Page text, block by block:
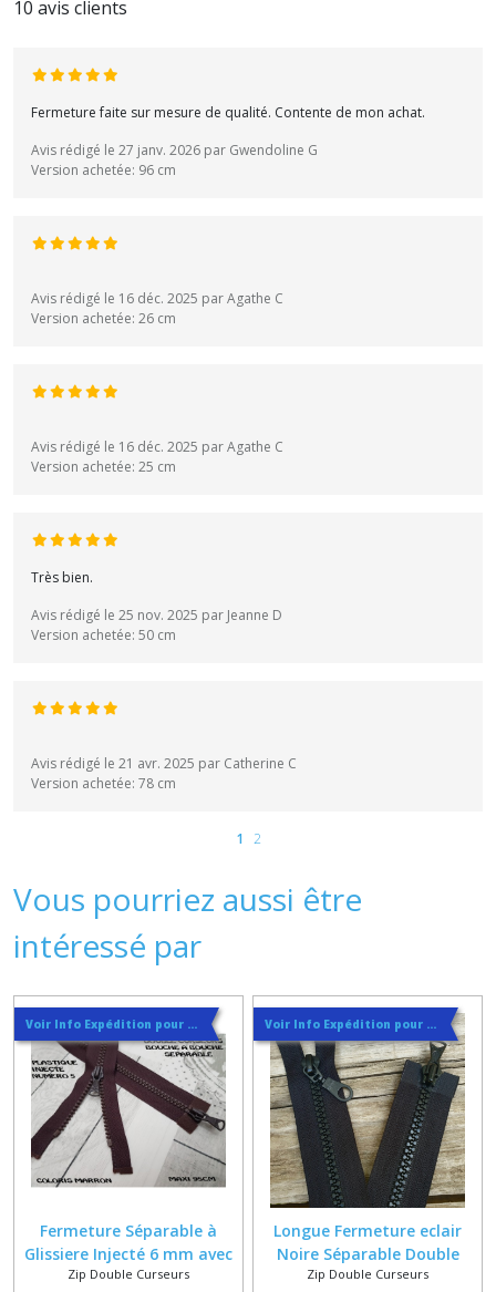
10 avis clients
Fermeture faite sur mesure de qualité. Contente de mon achat.
Avis rédigé le 27 janv. 2026 par Gwendoline G
Version achetée: 96 cm
Avis rédigé le 16 déc. 2025 par Agathe C
Version achetée: 26 cm
Avis rédigé le 16 déc. 2025 par Agathe C
Version achetée: 25 cm
Très bien.
Avis rédigé le 25 nov. 2025 par Jeanne D
Version achetée: 50 cm
Avis rédigé le 21 avr. 2025 par Catherine C
Version achetée: 78 cm
1 2
Vous pourriez aussi être
intéressé par
Voir Info Expédition pour Régler les Frais de Port au Meilleur Prix , En haut d'ecran à Droite
Fermeture Séparable à
Glissiere Injecté 6 mm avec
Double Curseurs Bouche à
Zip Double Curseurs
Voir Info Expédition pour Régler les Frais de Port au Meilleur Prix , En haut d'ecran à Droite
Longue Fermeture eclair
Noire Séparable Double
Curseurs 105 cm maxi ,
Zip Double Curseurs